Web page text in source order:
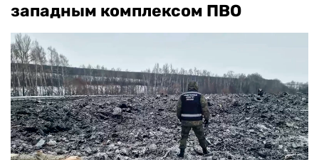
западным комплексом ПВО